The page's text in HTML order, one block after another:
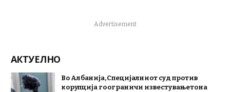
Advertisement
АКТУЕЛНО
Во Албанија, Специјалниот суд против
корупција го ограничи известувањето на